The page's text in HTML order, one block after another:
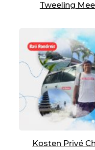
Tweeling
Kosten Privé